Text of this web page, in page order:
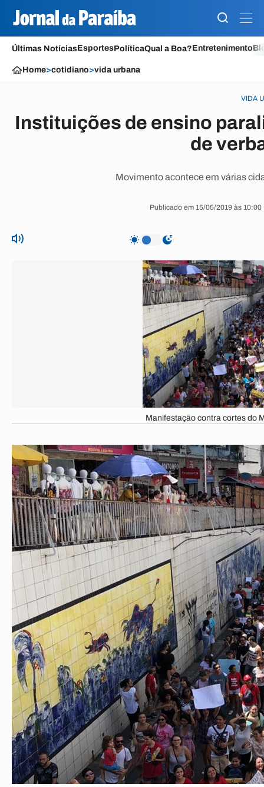
Últimas NotíciasEsportesPolíticaQual a Boa?Entretenimento
Home>cotidiano>vida urbana
VIDA
Instituições de ensino
de
Movimento acontece em várias
Publicado em 15/05/2019 às
Manifestação contra cortes do